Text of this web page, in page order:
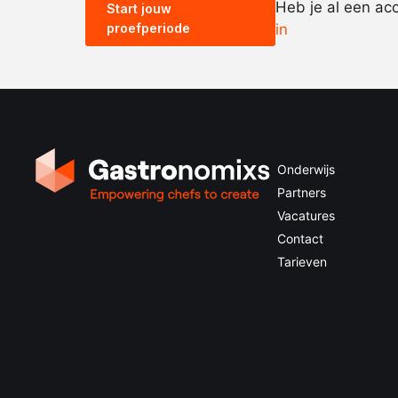
Start jouw
proefperiode
Heb je al een
in
Onderwijs
Partners
Vacatures
Contact
Tarieven